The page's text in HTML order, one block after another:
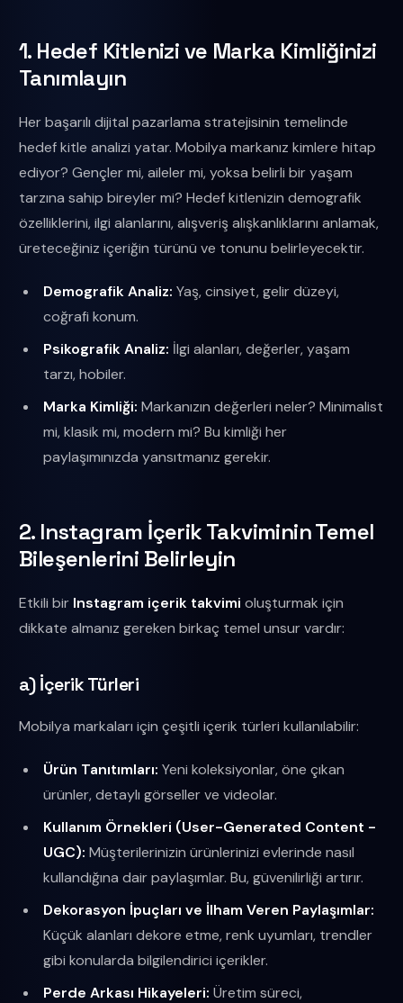
1. Hedef Kitlenizi ve Marka Kimliğinizi
Tanımlayın
Her başarılı dijital pazarlama stratejisinin temelinde
hedef kitle analizi yatar. Mobilya markanız kimlere hitap
ediyor? Gençler mi, aileler mi, yoksa belirli bir yaşam
tarzına sahip bireyler mi? Hedef kitlenizin demografik
özelliklerini, ilgi alanlarını, alışveriş alışkanlıklarını anlamak,
üreteceğiniz içeriğin türünü ve tonunu belirleyecektir.
Demografik Analiz: Yaş, cinsiyet, gelir düzeyi,
coğrafi konum.
Psikografik Analiz: İlgi alanları, değerler, yaşam
tarzı, hobiler.
Marka Kimliği: Markanızın değerleri neler? Minimalist
mi, klasik mi, modern mi? Bu kimliği her
paylaşımınızda yansıtmanız gerekir.
2. Instagram İçerik Takviminin Temel
Bileşenlerini Belirleyin
Etkili bir Instagram içerik takvimi oluşturmak için
dikkate almanız gereken birkaç temel unsur vardır:
a) İçerik Türleri
Mobilya markaları için çeşitli içerik türleri kullanılabilir:
Ürün Tanıtımları: Yeni koleksiyonlar, öne çıkan
ürünler, detaylı görseller ve videolar.
Kullanım Örnekleri (User-Generated Content -
UGC): Müşterilerinizin ürünlerinizi evlerinde nasıl
kullandığına dair paylaşımlar. Bu, güvenilirliği artırır.
Dekorasyon İpuçları ve İlham Veren Paylaşımlar:
Küçük alanları dekore etme, renk uyumları, trendler
gibi konularda bilgilendirici içerikler.
Perde Arkası Hikayeleri: Üretim süreci,